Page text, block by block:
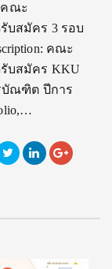
คณะ
บสมัคร 3 รอบ
คณะ
บสมัคร KKU
บัณฑิต ปีการ